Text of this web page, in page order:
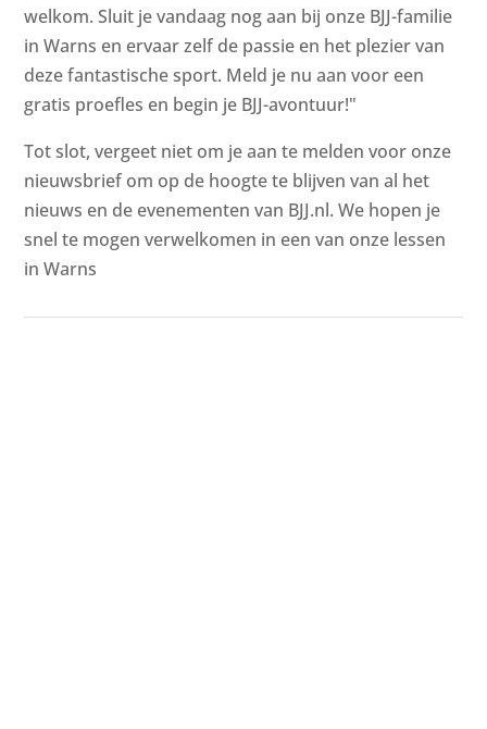
welkom. Sluit je vandaag nog aan bij onze BJJ-familie
in Warns en ervaar zelf de passie en het plezier van
deze fantastische sport. Meld je nu aan voor een
gratis proefles en begin je BJJ-avontuur!"
Tot slot, vergeet niet om je aan te melden voor onze
nieuwsbrief om op de hoogte te blijven van al het
nieuws en de evenementen van BJJ.nl. We hopen je
snel te mogen verwelkomen in een van onze lessen
in Warns